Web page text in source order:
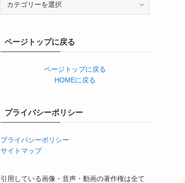
ーページトップに戻る
ページトップに戻る
HOMEに戻る
プライバシーポリシー
プライバシーポリシー
サイトマップ
引用している画像・音声・動画の著作権は全て